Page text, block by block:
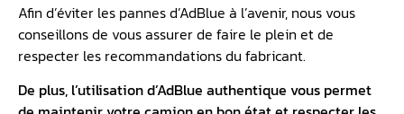
Afin d’éviter les pannes d’AdBlue à l’avenir, nous vous
conseillons de vous assurer de faire le plein et de
respecter les recommandations du fabricant.
De plus, l’utilisation d’AdBlue authentique vous permet